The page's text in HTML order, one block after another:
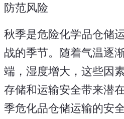
防范风险
秋季是危险化学品仓储
战的季节。随着气温逐
端，湿度增大，这些因
存储和运输安全带来潜
季危化品仓储运输的安